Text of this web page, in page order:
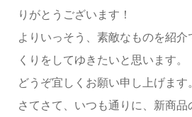
りがとうございます！
よりいっそう、素敵なものを紹
くりをしてゆきたいと思います。
どうぞ宜しくお願い申し上げます
さてさて、いつも通りに、新商品